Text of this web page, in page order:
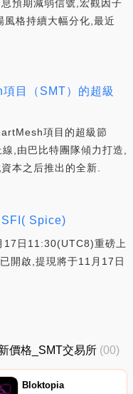
預期減弱信號,宏觀因子
格持續大幅分化,最近
目（SMT）的超級
項目的超級節
,由巴比特團隊傾力打造,
本之后推出的全新.
SFI( Spice)
17日11:30(UTC8)重磅上
開啟,提現將于11月17日
價格_SMT交易所 (00)
Bloktopia